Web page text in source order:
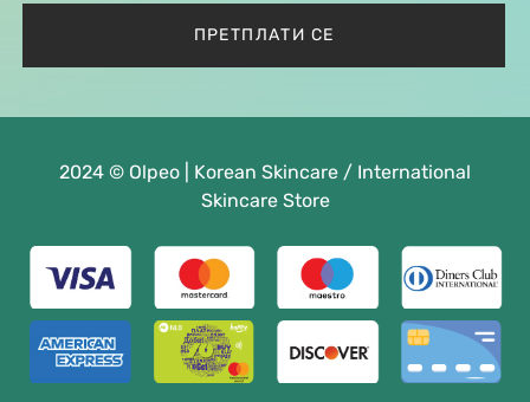
2024 © Olpeo | Korean Skincare / International
Skincare Store